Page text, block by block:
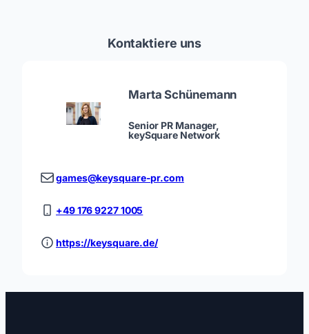
Kontaktiere uns
Marta Schünemann
Senior PR Manager,
keySquare Network
games@keysquare-pr.com
+49 176 9227 1005
https://keysquare.de/